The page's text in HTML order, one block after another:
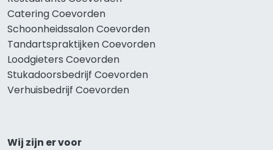
Catering Coevorden
Schoonheidssalon Coevorden
Tandartspraktijken Coevorden
Loodgieters Coevorden
Stukadoorsbedrijf Coevorden
Verhuisbedrijf Coevorden
Wij zijn er voor